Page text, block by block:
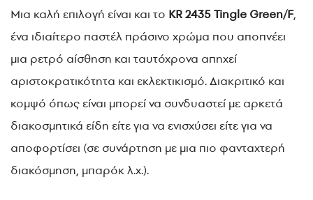
Μια καλή επιλογή είναι και το KR 2435 Tingle Green/F,
ένα ιδιαίτερο παστέλ πράσινο χρώμα που αποπνέει
μια ρετρό αίσθηση και ταυτόχρονα απηχεί
αριστοκρατικότητα και εκλεκτικισμό. Διακριτικό και
κομψό όπως είναι μπορεί να συνδυαστεί με αρκετά
διακοσμητικά είδη είτε για να ενισχύσει είτε για να
αποφορτίσει (σε συνάρτηση με μια πιο φανταχτερή
διακόσμηση, μπαρόκ λ.χ.).